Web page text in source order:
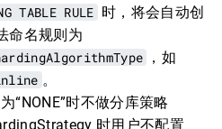
TABLE RULE 时，将会自动创
命名规则为
，如
。
为“NONE”时不做分库策略
时用户不配置